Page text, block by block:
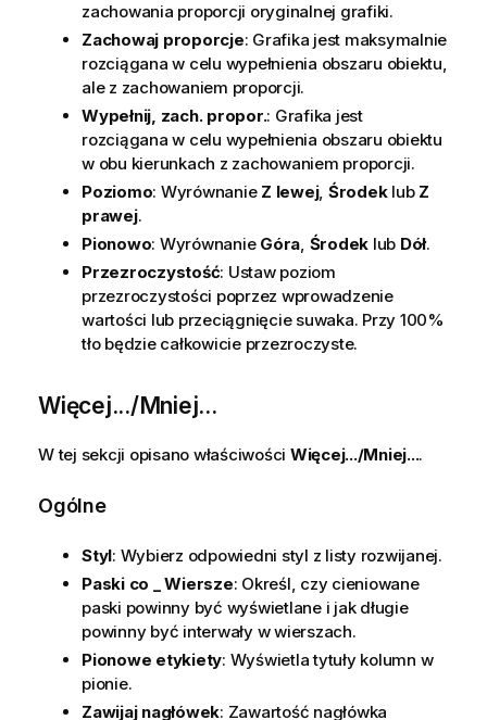
zachowania proporcji oryginalnej grafiki.
Zachowaj proporcje: Grafika jest maksymalnie
rozciągana w celu wypełnienia obszaru obiektu,
ale z zachowaniem proporcji.
Wypełnij, zach. propor.: Grafika jest
rozciągana w celu wypełnienia obszaru obiektu
w obu kierunkach z zachowaniem proporcji.
Poziomo: Wyrównanie Z lewej, Środeklub Z
prawej.
Pionowo: Wyrównanie Góra, Środek lub Dół.
Przezroczystość: Ustaw poziom
przezroczystości poprzez wprowadzenie
wartości lub przeciągnięcie suwaka. Przy 100%
tło będzie całkowicie przezroczyste.
Więcej.../Mniej...
W tej sekcji opisano właściwości Więcej.../Mniej....
Ogólne
Styl: Wybierz odpowiedni styl z listy rozwijanej.
Paski co _ Wiersze: Określ, czy cieniowane
paski powinny być wyświetlane i jak długie
powinny być interwały w wierszach.
Pionowe etykiety: Wyświetla tytuły kolumn w
pionie.
Zawijaj nagłówek: Zawartość nagłówka